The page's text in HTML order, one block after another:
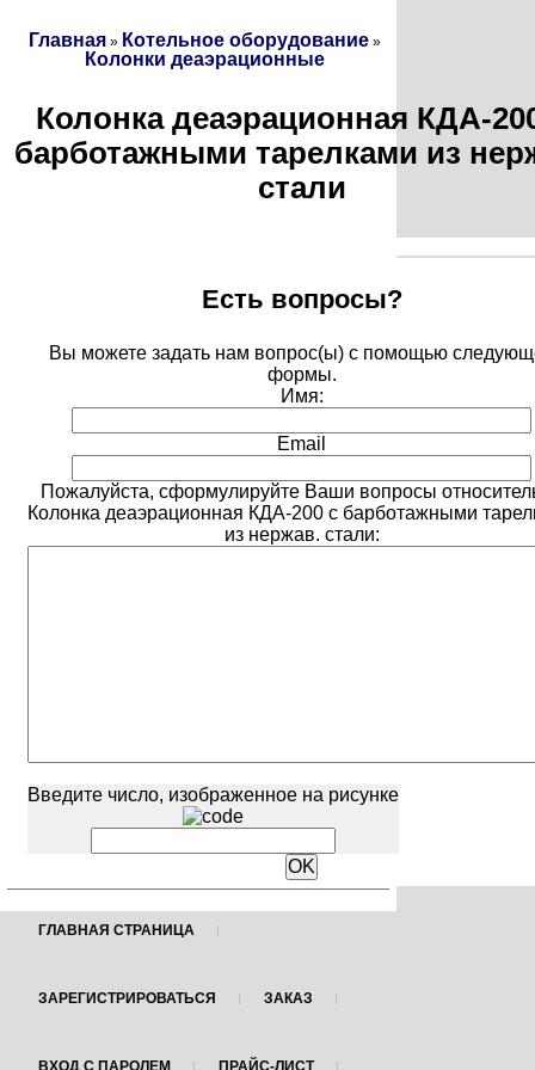
Главная » Котельное оборудование»
Колонки деаэрационные
Колонка деаэрационная КДА-
барботажными тарелками из
стали
Есть вопросы?
Вы можете задать нам вопрос(ы) с помощью
формы.
Имя:
Email
Пожалуйста, сформулируйте Ваши вопросы
Колонка деаэрационная КДА-200 с барботажными
из нержав. стали:
Введите число, изображенное на рисунке
ГЛАВНАЯ СТРАНИЦА
ЗАРЕГИСТРИРОВАТЬСЯ ЗАКАЗ
ВХОД С ПАРОЛЕМ ПРАЙС-ЛИСТ